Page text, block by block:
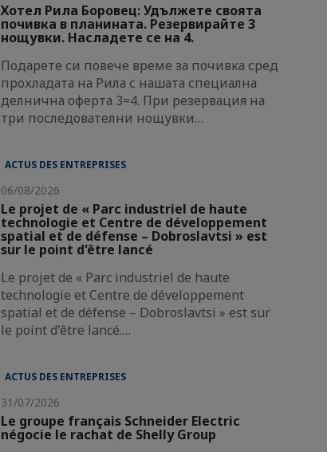
Хотел Рила Боровец: Удължете своята
почивка в планината. Резервирайте 3
нощувки. Насладете се на 4.
Подарете си повече време за почивка сред
прохладата на Рила с нашата специална
делнична оферта 3=4. При резервация на
три последователни нощувки…
ACTUS DES ENTREPRISES
06/08/2026
Le projet de « Parc industriel de haute
technologie et Centre de développement
spatial et de défense – Dobroslavtsi » est
sur le point d'être lancé
Le projet de « Parc industriel de haute
technologie et Centre de développement
spatial et de défense – Dobroslavtsi » est sur
le point d'être lancé.…
ACTUS DES ENTREPRISES
31/07/2026
Le groupe français Schneider Electric
négocie le rachat de Shelly Group